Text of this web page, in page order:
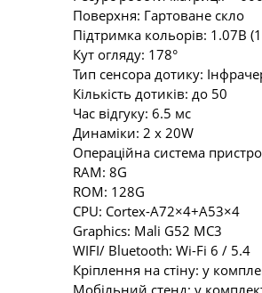
Поверхня: Гартоване скло
Підтримка кольорів: 1.07B
Кут огляду: 178°
Тип сенсора дотику:
Кількість дотиків: до 50
Час відгуку: 6.5 мс
Динаміки: 2 х 20W
Операційна система
RAM: 8G
ROM: 128G
CPU: Cortex-A72×4+A53×4
Graphics: Mali G52 MC3
WIFI/ Bluetooth: Wi-Fi 6 / 5.4
Кріплення на стіну: у
Мобільний стенд: у